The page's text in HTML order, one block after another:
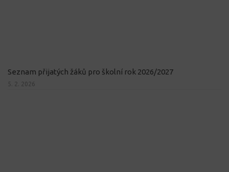
Seznam přijatých žáků pro školní rok 2026/2027
5. 2. 2026